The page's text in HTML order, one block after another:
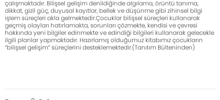
çalışmaktadır. Bilişsel gelişim denildiğinde algılama, örüntü tanıma,
dikkat, gizil güç, duyusal kayıtlar, bellek ve düşünme gibi zihinsel bilgi
işlem süreçleri akla gelmektedir.Çocuklar bilişsel süreçleri kullanarak
geçmiş olayları hatırlamakta, sorunları çözmekte, kendisi ve çevresi
hakkında yeni bilgiler edinmekte ve edindiği bilgileri kullanarak gelecekle
ilgili planlar yapmaktadır. Hazırlamış olduğumuz kitabımız çocukların
“bilişsel gelişim” süreçlerini desteklemektedir.(Tanıtım Bülteninden)